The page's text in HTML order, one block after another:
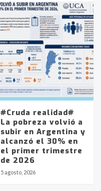
#Cruda realidad#
La pobreza volvió a
subir en Argentina y
alcanzó el 30% en
el primer trimestre
de 2026
5 agosto, 2026